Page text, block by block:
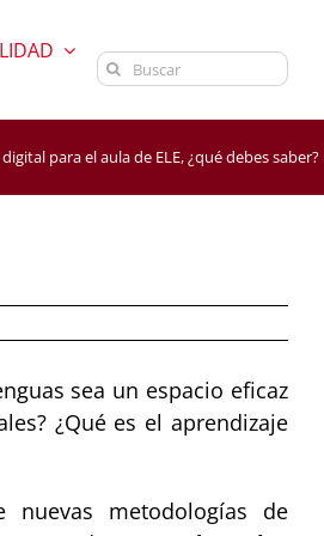
Buscar:
para el aula de ELE, ¿qué debes saber?
sea un espacio eficaz
¿Qué es el aprendizaje
metodologías de